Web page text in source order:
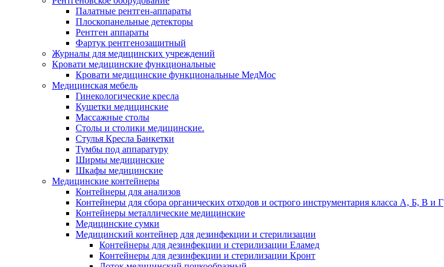
Палатные рентген-аппараты
Плоскопанельные детекторы
Рентген аппараты
Фартук рентгенозащитный
Журналы для медицинских учреждений
Кровати медицинские функциональные
Кровати медицинские функциональные МедМос
Медицинская мебель
Гинекологические кресла
Кушетки медицинские
Массажные столы
Столы и столики медицинские.
Стулья Кресла Банкетки
Тумбы под аппаратуру
Ширмы медицинские
Шкафы медицинские
Медицинские контейнеры
Контейнеры для анализов
Контейнеры для сбора органических отходов и острого инструментария класса А, Б, В и Г
Контейнеры металлические медицинские
Медицинские сумки
Медицинский контейнер для дезинфекции и стерилизации
Контейнеры для дезинфекции и стерилизации Еламед
Контейнеры для дезинфекции и стерилизации Кронт